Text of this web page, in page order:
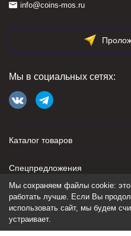
info@coins-mos.ru
Мы в социальных сетях:
Каталог товаров
Спецпредложения
Для покупателя
Политика персональных данных
Мы сохраняем файлы cookie: это
работать лучше. Если Вы
использовать сайт, мы будем
устраивает.